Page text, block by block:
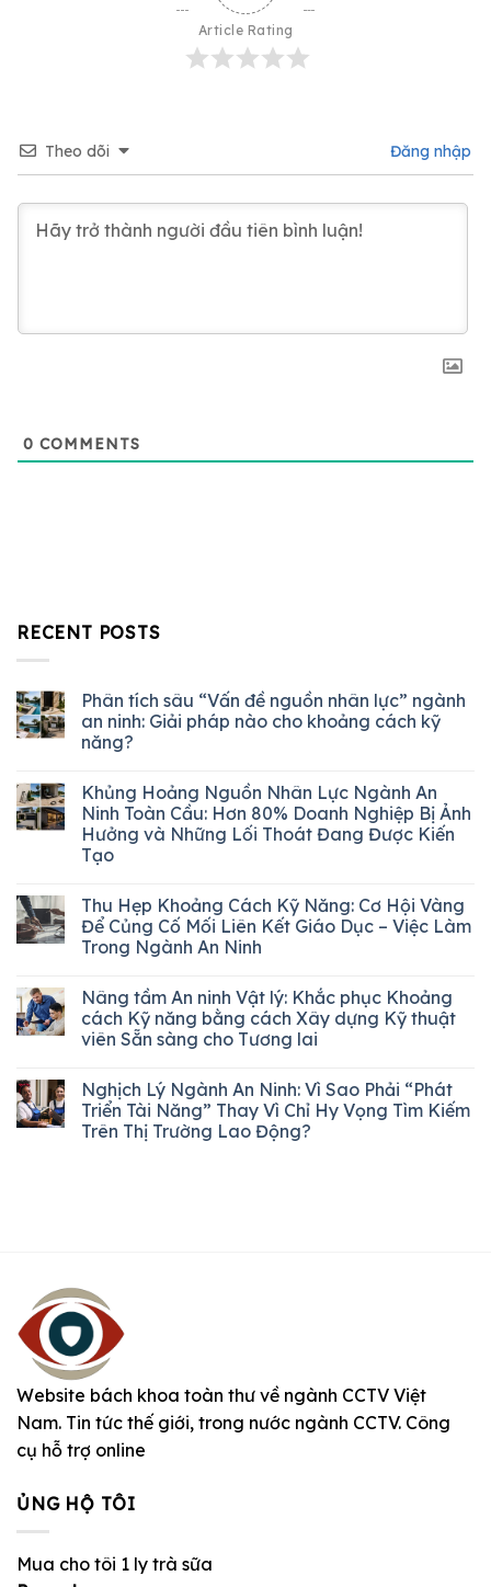
Article Rating
Theo dõi Đăng nhập
0 COMMENTS
RECENT POSTS
Phân tích sâu “Vấn đề nguồn nhân lực” ngành
an ninh: Giải pháp nào cho khoảng cách kỹ
năng?
Khủng Hoảng Nguồn Nhân Lực Ngành An
Ninh Toàn Cầu: Hơn 80% Doanh Nghiệp Bị Ảnh
Hưởng và Những Lối Thoát Đang Được Kiến
Tạo
Thu Hẹp Khoảng Cách Kỹ Năng: Cơ Hội Vàng
Để Củng Cố Mối Liên Kết Giáo Dục – Việc Làm
Trong Ngành An Ninh
Nâng tầm An ninh Vật lý: Khắc phục Khoảng
cách Kỹ năng bằng cách Xây dựng Kỹ thuật
viên Sẵn sàng cho Tương lai
Nghịch Lý Ngành An Ninh: Vì Sao Phải “Phát
Triển Tài Năng” Thay Vì Chỉ Hy Vọng Tìm Kiếm
Trên Thị Trường Lao Động?
Website bách khoa toàn thư về ngành CCTV Việt
Nam. Tin tức thế giới, trong nước ngành CCTV. Công
cụ hỗ trợ online
ỦNG HỘ TÔI
Mua cho tôi 1 ly trà sữa